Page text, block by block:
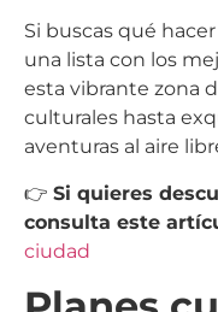
Si buscas qué
una lista con los
esta vibrante zona
culturales hasta
aventuras al aire
👉 Si quieres
consulta este
ciudad